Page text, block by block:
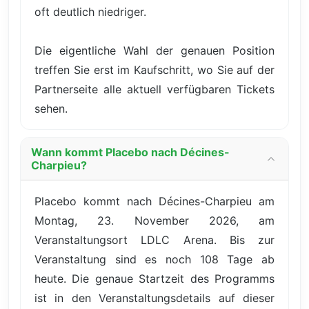
oft deutlich niedriger.
Die eigentliche Wahl der genauen Position
treffen Sie erst im Kaufschritt, wo Sie auf der
Partnerseite alle aktuell verfügbaren Tickets
sehen.
Wann kommt Placebo nach Décines-
Charpieu?
Placebo kommt nach Décines-Charpieu am
Montag, 23. November 2026, am
Veranstaltungsort LDLC Arena. Bis zur
Veranstaltung sind es noch 108 Tage ab
heute. Die genaue Startzeit des Programms
ist in den Veranstaltungsdetails auf dieser